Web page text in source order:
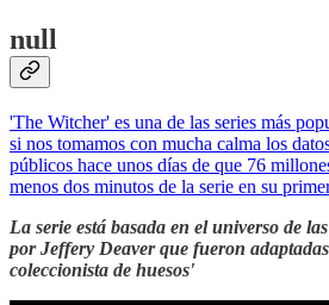
null
'The Witcher' es una de las series más
si nos tomamos con mucha calma los
públicos hace unos días de que 76
menos dos minutos de la serie en su
La serie está basada en el universo de
por Jeffery Deaver que fueron
coleccionista de huesos'